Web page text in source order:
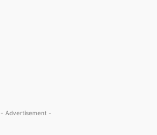
- Advertisement -